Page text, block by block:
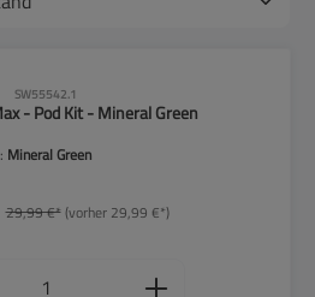
SW55542.1
- Pod Kit - Mineral Green
Mineral Green
29,99 €*(vorher 29,99 €*)
Anzahl: Gib den